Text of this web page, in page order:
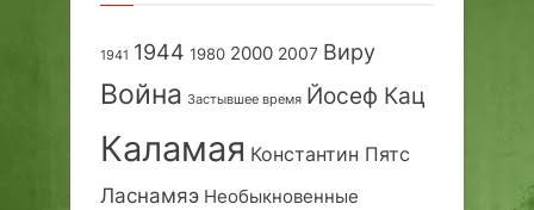
1941 1944 1980 2000 2007 Виру
Война Застывшее время Йосеф Кац
Каламая Константин Пятс
Ласнамяэ Необыкновенные